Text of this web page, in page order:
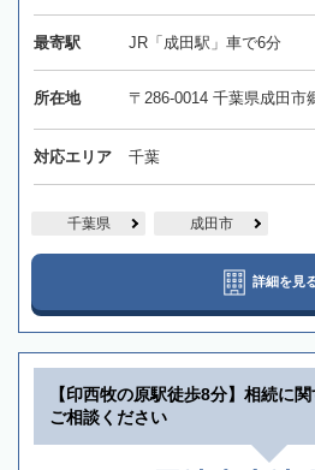
最寄駅 JR「成田駅」車で6分
所在地 〒286-0014 千葉県成田市
対応エリア 千葉
千葉県 成田市
詳細を見
【印西牧の原駅徒歩8分】相続に
ご相談ください